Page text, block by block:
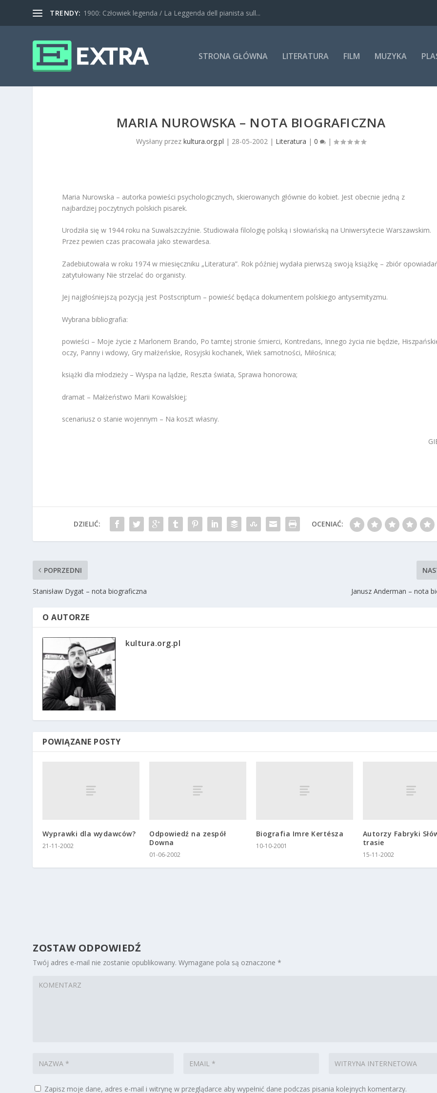
TRENDY: 1900: Człowiek legenda / La Leggenda dell pianista sull...
STRONA GŁÓWNA LITERATURA FILM MUZYKA
MARIA NUROWSKA – NOTA BIOGRAFICZNA
Wysłany przezkultura.org.pl | 28-05-2002 | Literatura |0 |
Maria Nurowska – autorka powieści psychologicznych, skierowanych głównie do kobiet. Jest obecnie jedną z
najbardziej poczytnych polskich pisarek.
Urodziła się w 1944 roku na Suwalszczyźnie. Studiowała filologię polską i słowiańską na Uniwersytecie Warszawskim.
Przez pewien czas pracowała jako stewardesa.
Zadebiutowała w roku 1974 w miesięczniku „Literatura”. Rok później wydała pierwszą swoją książkę – zbiór
zatytułowany Nie strzelać do organisty.
Jej najgłośniejszą pozycją jest Postscriptum – powieść będąca dokumentem polskiego antysemityzmu.
Wybrana bibliografia:
powieści – Moje życie z Marlonem Brando, Po tamtej stronie śmierci, Kontredans, Innego życia nie będzie,
oczy, Panny i wdowy, Gry małżeńskie, Rosyjski kochanek, Wiek samotności, Miłośnica;
książki dla młodzieży –Wyspa na lądzie, Reszta świata, Sprawa honorowa;
dramat – Małżeństwo Marii Kowalskiej;
scenariusz o stanie wojennym – Na koszt własny.
DZIELIĆ: OCENIAĆ:
POPRZEDNI
Stanisław Dygat – nota biograficzna Janusz Anderman – nota
O AUTORZE
kultura.org.pl
POWIĄZANE POSTY
Wyprawki dla wydawców?
21-11-2002
Odpowiedź na zespół
Downa
01-06-2002
Biografia Imre Kertésza
10-10-2001
Autorzy Fabryki
trasie
15-11-2002
ZOSTAW ODPOWIEDŹ
Twój adres e-mail nie zostanie opublikowany. Wymagane pola są oznaczone*
Zapisz moje dane, adres e-mail i witrynę w przeglądarce aby wypełnić dane podczas pisania kolejnych komentarzy.